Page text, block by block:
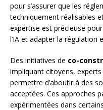
pour s’assurer que les
techniquement réalisables
expertise est précieuse
l’IA et adapter la régulation
Des initiatives de co-
impliquant citoyens,
permettre d’aboutir à des
acceptées. Ces approches
expérimentées dans